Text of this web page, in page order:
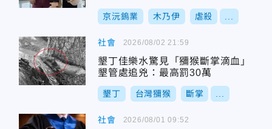
京沅鎢業 木乃伊 虐殺
社會
墾丁佳樂水驚見「獼猴斷掌滴血」
墾管處追兇：最高罰30萬
墾丁 台灣獼猴 斷掌
2026/08/02 21:59
社會 2026/08/01 09:52